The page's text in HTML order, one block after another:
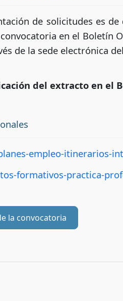
de solicitudes es
en el Boletín
de la sede electrónica
del extracto en el
empleo-itinerarios-
formativos-practica-
la convocatoria